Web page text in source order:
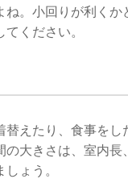
。小回りが利くか
ください。
えたり、食事をし
大きさは、室内長
ょう。